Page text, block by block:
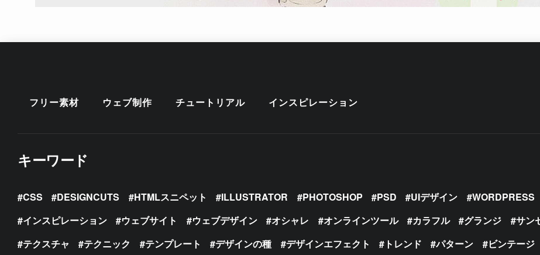
フリー素材 ウェブ制作 チュートリアル インスピレーション
キーワード
CSS DESIGNCUTS HTMLスニペット ILLUSTRATOR PHOTOSHOP PSD UIデザイン WORDPRESS
インスピレーション
ウェブサイト ウェブデザイン オシャレ オンラインツール カラフル グランジ サン
テクスチャ
テクニック テンプレート デザインの種 デザインエフェクト トレンド パターン ビンテージ